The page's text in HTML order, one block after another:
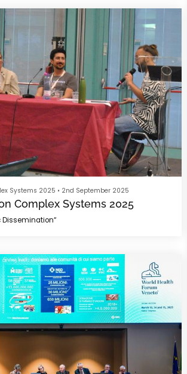
Systems 2025 • 2nd September 2025
Complex Systems 2025
Dissemination“